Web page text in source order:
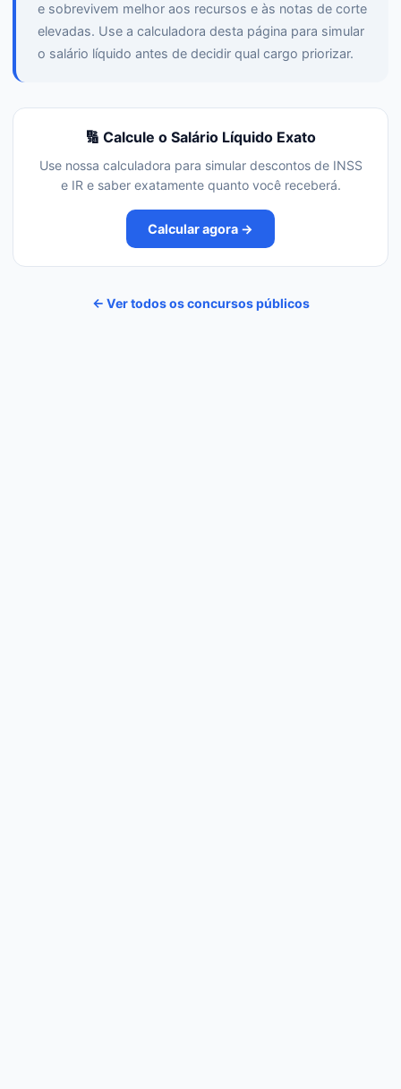
e sobrevivem melhor aos recursos e às notas de corte
elevadas. Use a calculadora desta página para simular
o salário líquido antes de decidir qual cargo priorizar.
🔢 Calcule o Salário Líquido Exato
Use nossa calculadora para simular descontos de INSS
e IR e saber exatamente quanto você receberá.
Calcular agora →
← Ver todos os concursos públicos